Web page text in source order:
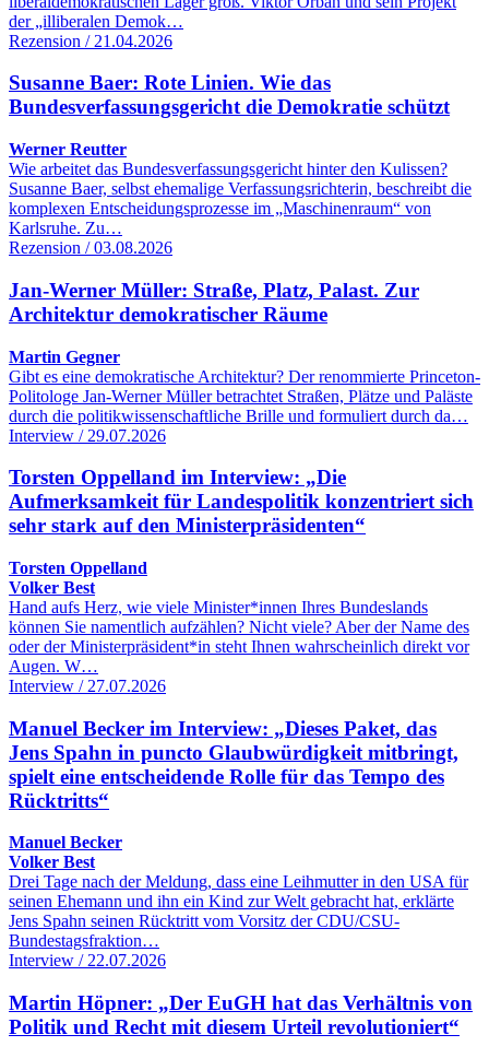
der „illiberalen Demok…
Rezension / 21.04.2026
Susanne Baer: Rote Linien. Wie das
Bundesverfassungsgericht die Demokratie schützt
Werner Reutter
Wie arbeitet das Bundesverfassungsgericht hinter den Kulissen?
Susanne Baer, selbst ehemalige Verfassungsrichterin, beschreibt die
komplexen Entscheidungsprozesse im „Maschinenraum“ von
Karlsruhe. Zu…
Rezension / 03.08.2026
Jan-Werner Müller: Straße, Platz, Palast. Zur
Architektur demokratischer Räume
Martin Gegner
Gibt es eine demokratische Architektur? Der renommierte Princeton-
Politologe Jan-Werner Müller betrachtet Straßen, Plätze und Paläste
durch die politikwissenschaftliche Brille und formuliert durch da…
Interview / 29.07.2026
Torsten Oppelland im Interview: „Die
Aufmerksamkeit für Landespolitik konzentriert sich
sehr stark auf den Ministerpräsidenten“
Torsten Oppelland
Volker Best
Hand aufs Herz, wie viele Minister*innen Ihres Bundeslands
können Sie namentlich aufzählen? Nicht viele? Aber der Name des
oder der Ministerpräsident*in steht Ihnen wahrscheinlich direkt vor
Augen. W…
Interview / 27.07.2026
Manuel Becker im Interview: „Dieses Paket, das
Jens Spahn in puncto Glaubwürdigkeit mitbringt,
spielt eine entscheidende Rolle für das Tempo des
Rücktritts“
Manuel Becker
Volker Best
Drei Tage nach der Meldung, dass eine Leihmutter in den USA für
seinen Ehemann und ihn ein Kind zur Welt gebracht hat, erklärte
Jens Spahn seinen Rücktritt vom Vorsitz der CDU/CSU-
Bundestagsfraktion…
Interview / 22.07.2026
Martin Höpner: „Der EuGH hat das Verhältnis von
Politik und Recht mit diesem Urteil revolutioniert“